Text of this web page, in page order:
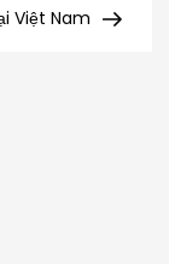
Việt Nam